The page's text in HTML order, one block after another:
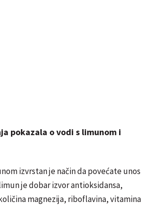
pokazala o vodi s limunom i
izvrstan je način da povećate unos
je dobar izvor antioksidansa,
magnezija, riboflavina, vitamina